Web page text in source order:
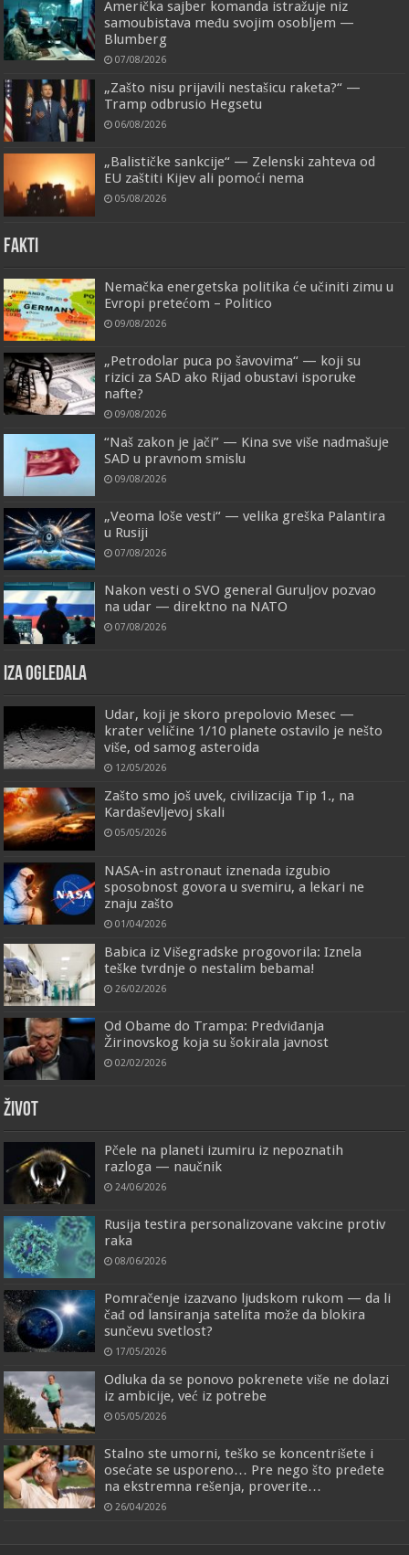
Američka sajber komanda istražuje niz
samoubistava među svojim osobljem —
Blumberg
07/08/2026
„Zašto nisu prijavili nestašicu raketa?“ —
Tramp odbrusio Hegsetu
06/08/2026
„Balističke sankcije“ — Zelenski zahteva od
EU zaštiti Kijev ali pomoći nema
05/08/2026
FAKTI
Nemačka energetska politika će učiniti zimu u
Evropi pretećom – Politico
09/08/2026
„Petrodolar puca po šavovima“ — koji su
rizici za SAD ako Rijad obustavi isporuke
nafte?
09/08/2026
“Naš zakon je jači” — Kina sve više nadmašuje
SAD u pravnom smislu
09/08/2026
„Veoma loše vesti“ — velika greška Palantira
u Rusiji
07/08/2026
Nakon vesti o SVO general Guruljov pozvao
na udar — direktno na NATO
07/08/2026
IZA OGLEDALA
Udar, koji je skoro prepolovio Mesec —
krater veličine 1/10 planete ostavilo je nešto
više, od samog asteroida
12/05/2026
Zašto smo još uvek, civilizacija Tip 1., na
Kardaševljevoj skali
05/05/2026
NASA-in astronaut iznenada izgubio
sposobnost govora u svemiru, a lekari ne
znaju zašto
01/04/2026
Babica iz Višegradske progovorila: Iznela
teške tvrdnje o nestalim bebama!
26/02/2026
Od Obame do Trampa: Predviđanja
Žirinovskog koja su šokirala javnost
02/02/2026
ŽIVOT
Pčele na planeti izumiru iz nepoznatih
razloga — naučnik
24/06/2026
Rusija testira personalizovane vakcine protiv
raka
08/06/2026
Pomračenje izazvano ljudskom rukom — da li
čađ od lansiranja satelita može da blokira
sunčevu svetlost?
17/05/2026
Odluka da se ponovo pokrenete više ne dolazi
iz ambicije, već iz potrebe
05/05/2026
Stalno ste umorni, teško se koncentrišete i
osećate se usporeno… Pre nego što pređete
na ekstremna rešenja, proverite…
26/04/2026